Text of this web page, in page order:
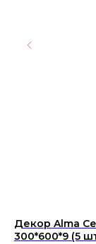
Декор Alma
300*600*9 (5